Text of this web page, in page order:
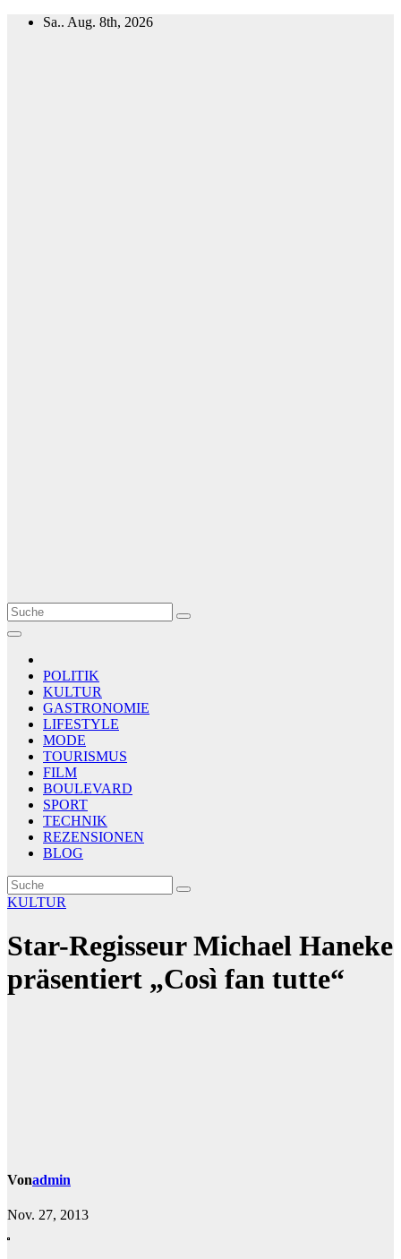
Zum
Sa.. Aug. 8th, 2026
Le Matin
AGENCE DE PRESSE
POLITIK
KULTUR
GASTRONOMIE
LIFESTYLE
MODE
TOURISMUS
FILM
BOULEVARD
SPORT
TECHNIK
REZENSIONEN
BLOG
KULTUR
Star-Regisseur Michael Haneke
präsentiert „Così fan tutte“
Vonadmin
Nov. 27, 2013